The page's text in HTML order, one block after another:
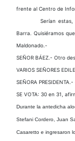
frente al Centro de
Serían
Barra. Quisiéramos
Maldonado.-
SEÑOR BÁEZ.- Otro
VARIOS SEÑORES
SEÑORA
SE VOTA: 30 en 31,
Durante la antedicha
Stefani Cordero, Juan
Casaretto e ingresaron